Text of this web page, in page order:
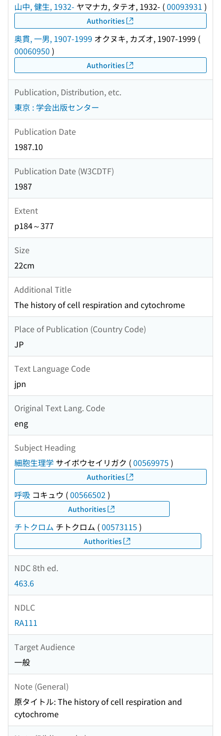
山中, 健生, 1932- ヤマナカ, タテオ, 1932- (00093931 )
Authorities
奥貫, 一男, 1907-1999 オクヌキ, カズオ, 1907-1999 (
00060950 )
Authorities
Publication, Distribution, etc.
東京 : 学会出版センター
Publication Date
1987.10
Publication Date (W3CDTF)
1987
Extent
p184～377
Size
22cm
Additional Title
The history of cell respiration and cytochrome
Place of Publication (Country Code)
JP
Text Language Code
jpn
Original Text Lang. Code
eng
Subject Heading
細胞生理学 サイボウセイリガク (00569975 )
Authorities
呼吸 コキュウ (00566502 )
Authorities
チトクロム チトクロム (00573115 )
Authorities
NDC 8th ed.
463.6
NDLC
RA111
Target Audience
一般
Note (General)
原タイトル: The history of cell respiration and
cytochrome